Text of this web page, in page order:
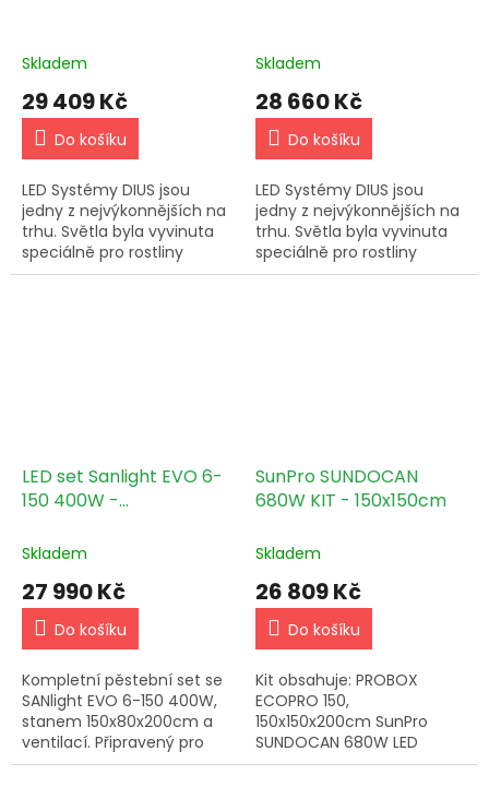
Skladem
29 409 Kč
Do košíku
LED Systémy DIUS jsou
jedny z nejvýkonnějších na
trhu. Světla byla vyvinuta
speciálně pro rostliny
cannabis. DIUS 630W LED
Skladem
28 660 Kč
Do košíku
LED Systémy DIUS jsou
jedny z nejvýkonnějších na
trhu. Světla byla vyvinuta
speciálně pro rostliny
cannabis. DIUS 630W LED
LED set Sanlight EVO 6-
150 400W -
Skladem
27 990 Kč
Do košíku
Kompletní pěstební set se
SANlight EVO 6-150 400W,
stanem 150x80x200cm a
ventilací. Připravený pro
stabilní indoor pěstování, s
SunPro SUNDOCAN
680W KIT - 150x150cm
Skladem
26 809 Kč
Do košíku
Kit obsahuje: PROBOX
ECOPRO 150,
150x150x200cm SunPro
SUNDOCAN 680W LED
PROFAN TT Extractor Fan